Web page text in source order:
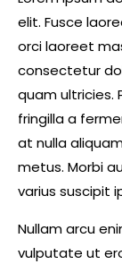
elit. Fusce
orci laoreet
consectetur
quam ultricies.
fringilla a
at nulla
metus. Morbi
varius suscipit
Nullam arcu
vulputate ut